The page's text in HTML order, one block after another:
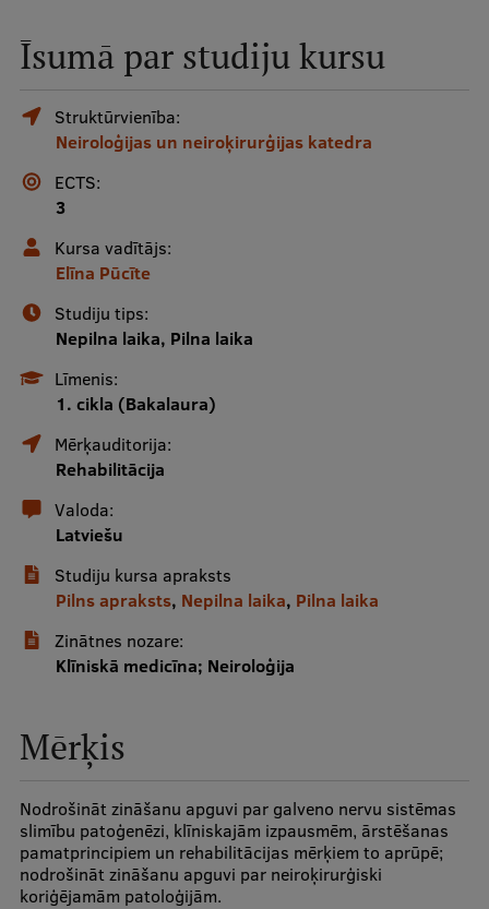
galvenā
izvēlne
Studiju iespējas
Pamatstudiju programmas
Maģistra studiju programmas
Rezidentūra
Uzņemšana
Par RSU
Studentu dzīve
Studiju norises vietas
Mūsu cilvēki
Struktūra
Identitāte
RSU fonds
Īsumā par studiju kursu
Struktūrvienība:
Neiroloģijas un neiroķirurģijas katedra
ECTS:
3
Kursa vadītājs:
Elīna Pūcīte
Studiju tips:
Nepilna laika, Pilna laika
Līmenis:
1. cikla (Bakalaura)
Mērķauditorija:
Rehabilitācija
Valoda:
Latviešu
Studiju kursa apraksts
Pilns apraksts, Nepilna laika, Pilna laika
Zinātnes nozare:
Klīniskā medicīna; Neiroloģija
Mērķis
Nodrošināt zināšanu apguvi par galveno nervu sistēmas
slimību patoģenēzi, klīniskajām izpausmēm, ārstēšanas
pamatprincipiem un rehabilitācijas mērķiem to aprūpē;
nodrošināt zināšanu apguvi par neiroķirurģiski
koriģējamām patoloģijām.